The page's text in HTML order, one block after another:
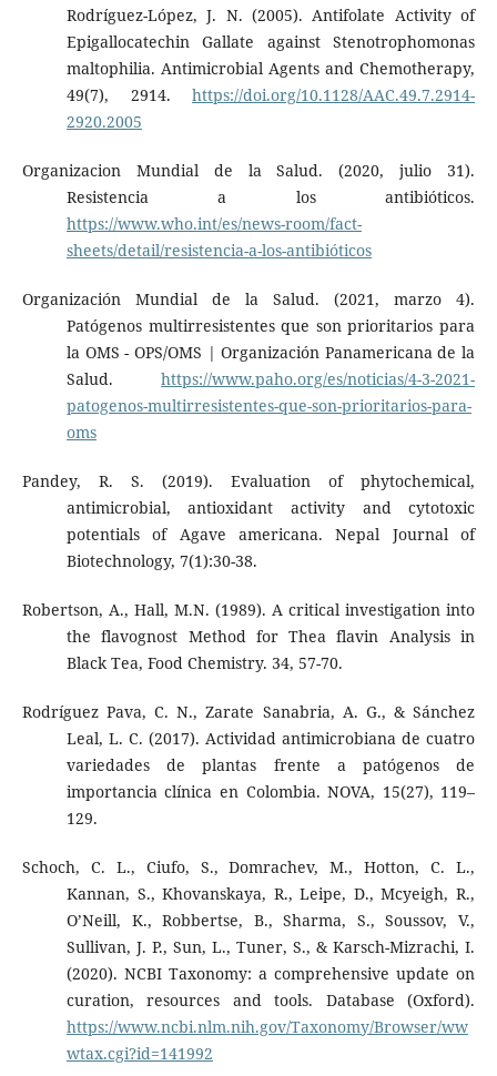
Rodríguez-López, J. N. (2005). Antifolate Activity of
Epigallocatechin Gallate against Stenotrophomonas
maltophilia. Antimicrobial Agents and Chemotherapy,
49(7), 2914.https://doi.org/10.1128/AAC.49.7.2914-
2920.2005
Organizacion Mundial de la Salud. (2020, julio 31).
Resistencia a los antibióticos.
https://www.who.int/es/news-room/fact-
sheets/detail/resistencia-a-los-antibióticos
Organización Mundial de la Salud. (2021, marzo 4).
Patógenos multirresistentes que son prioritarios para
la OMS - OPS/OMS | Organización Panamericana de la
Salud.https://www.paho.org/es/noticias/4-3-2021-
patogenos-multirresistentes-que-son-prioritarios-para-
oms
Pandey, R. S. (2019). Evaluation of phytochemical,
antimicrobial, antioxidant activity and cytotoxic
potentials of Agave americana. Nepal Journal of
Biotechnology, 7(1):30-38.
Robertson, A., Hall, M.N. (1989). A critical investigation into
the flavognost Method for Thea flavin Analysis in
Black Tea, Food Chemistry. 34, 57-70.
Rodríguez Pava, C. N., Zarate Sanabria, A. G., & Sánchez
Leal, L. C. (2017). Actividad antimicrobiana de cuatro
variedades de plantas frente a patógenos de
importancia clínica en Colombia. NOVA, 15(27), 119–
129.
Schoch, C. L., Ciufo, S., Domrachev, M., Hotton, C. L.,
Kannan, S., Khovanskaya, R., Leipe, D., Mcyeigh, R.,
O’Neill, K., Robbertse, B., Sharma, S., Soussov, V.,
Sullivan, J. P., Sun, L., Tuner, S., & Karsch-Mizrachi, I.
(2020). NCBI Taxonomy: a comprehensive update on
curation, resources and tools. Database (Oxford).
https://www.ncbi.nlm.nih.gov/Taxonomy/Browser/ww
wtax.cgi?id=141992